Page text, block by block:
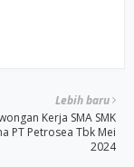
Lebih baru
Kerja SMA SMK
PT Petrosea Tbk Mei
2024